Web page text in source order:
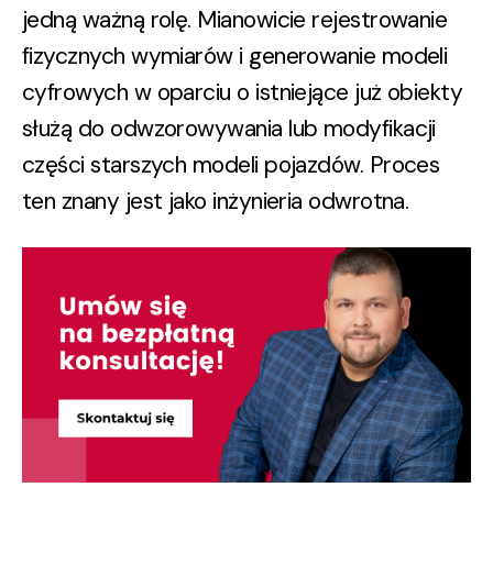
jedną ważną rolę. Mianowicie rejestrowanie
fizycznych wymiarów i generowanie modeli
cyfrowych w oparciu o istniejące już obiekty
służą do odwzorowywania lub modyfikacji
części starszych modeli pojazdów. Proces
ten znany jest jako inżynieria odwrotna.